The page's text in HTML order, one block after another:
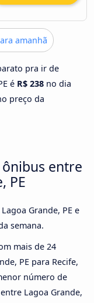
amanhã
pra ir de
é R$ 238 no dia
preço da
entre
PE
Grande, PE e
semana.
mais de 24
PE para Recife,
número de
Lagoa Grande,